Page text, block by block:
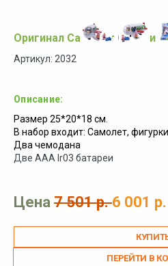
Оригинал Самолет Свинки
Артикул: 2032
Описание:
Размер 25*20*18 см.
В набор входит: Самолет,
Два чемодана
Две ААА lr03 батареи
Цена 7 501 р.6 001 р.
ПЕРЕЙТИ В